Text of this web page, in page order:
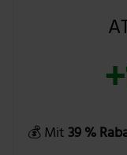
💰 Mit 39 %